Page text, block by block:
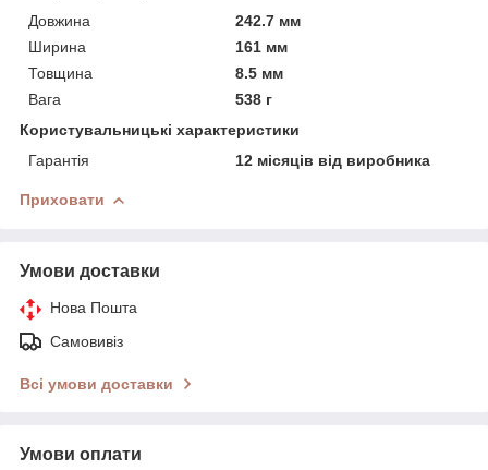
Довжина
242.7 мм
Ширина
161 мм
Товщина
8.5 мм
Вага
538 г
Користувальницькі характеристики
Гарантія
12 місяців від виробника
Приховати
Умови доставки
Нова Пошта
Самовивіз
Всі умови доставки
Умови оплати